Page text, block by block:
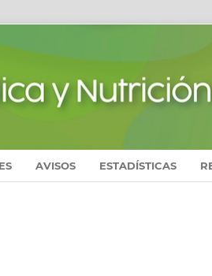
AVISOS ESTADÍSTICAS